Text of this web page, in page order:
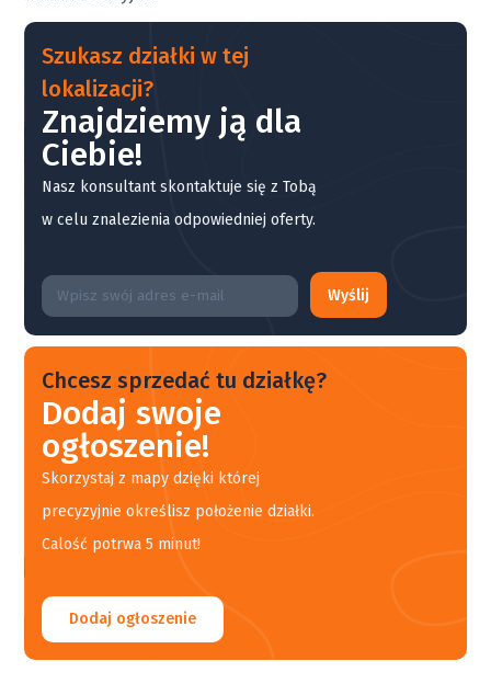
Szukasz działki w tej
lokalizacji?
Znajdziemy ją dla
Ciebie!
Nasz konsultant skontaktuje się z Tobą
w celu znalezienia odpowiedniej oferty.
Wyślij
Chcesz sprzedać tu działkę?
Dodaj swoje
ogłoszenie!
Skorzystaj z mapy dzięki której
precyzyjnie określisz położenie działki.
Calość potrwa 5 minut!
Dodaj ogłoszenie